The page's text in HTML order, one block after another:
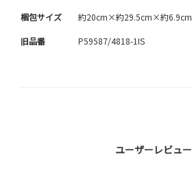
梱包サイズ 約20cm×約29.5cm×約6.9cm
旧品番 P59587/4818-1IS
ユーザーレビュー